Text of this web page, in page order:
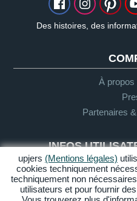
Des histoires, des
À propos
Partenaires
INFOS
Directives
upjers (Mentions légales)
cookies techniquement
techniquement non
utilisateurs et pour fournir